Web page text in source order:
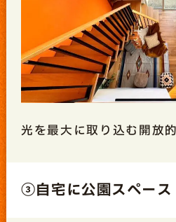
光を最大に取り込む開放
③自宅に公園スペース